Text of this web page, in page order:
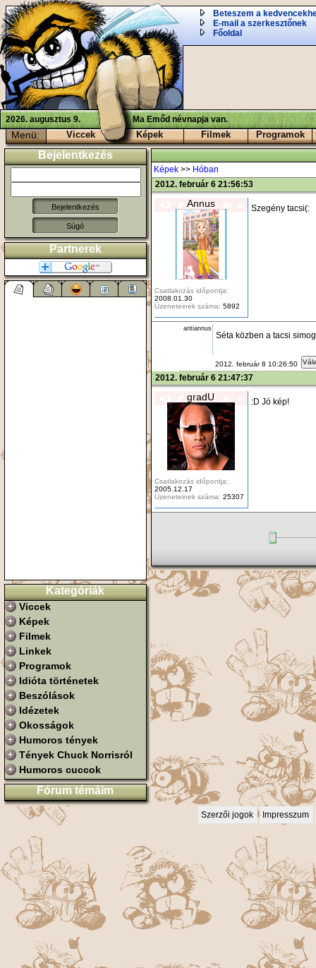
Beteszem a
E-mail a szerkesztőnek
Főoldal
2026. augusztus 9. Ma Emőd névnapja van.
Menü: Viccek Képek Filmek Programok
Bejelentkezés
Súgó
Partnerek
Kategóriák
Viccek
Képek
Filmek
Linkek
Programok
Idióta történetek
Beszólások
Idézetek
Okosságok
Humoros tények
Tények Chuck Norrisról
Humoros cuccok
Fórum témáim
Képek >> Hóban
2012. február 6 21:56:53
Annus
Csatlakozás időpontja:
2008.01.30
Üzeneteinek száma: 5892
Szegény tacsi(:
antiannus
Séta közben a tacsi
2012. február 8 10:26:50
2012. február 6 21:47:37
gradU
Csatlakozás időpontja:
2005.12.17
Üzeneteinek száma: 25307
:D Jó kép!
Szerzői jogok Impresszum